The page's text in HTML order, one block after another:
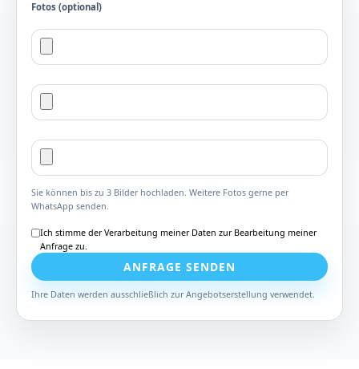
Fotos (optional)
Sie können bis zu 3 Bilder hochladen. Weitere Fotos gerne per
WhatsApp senden.
Ich stimme der Verarbeitung meiner Daten zur Bearbeitung meiner
Anfrage zu.
ANFRAGE SENDEN
Ihre Daten werden ausschließlich zur Angebotserstellung verwendet.